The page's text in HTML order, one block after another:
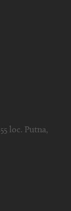
loc. Putna,